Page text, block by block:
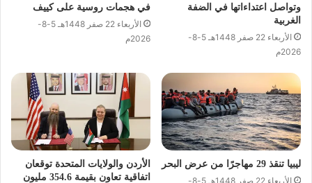
وتواصل اعتداءاتها في الضفة
الغربية
الأربعاء 22 صفر 1448هـ 5-8-
2026م
في هجمات روسية على كييف
الأربعاء 22 صفر 1448هـ 5-8-
2026م
ليبيا تنقذ 29 مهاجرًا من عرض البحر
الأربعاء 22 صفر 1448هـ 5-8-
الأردن والولايات المتحدة توقعان
اتفاقية تعاون بقيمة 354.6 مليون